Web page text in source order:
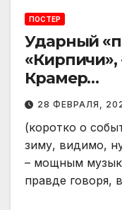
ПОСТЕР
Ударный
«Кирпичи»,
Крамер…
28 ФЕВРАЛЯ,
(коротко о
зиму, видимо,
– мощным
правде говоря,